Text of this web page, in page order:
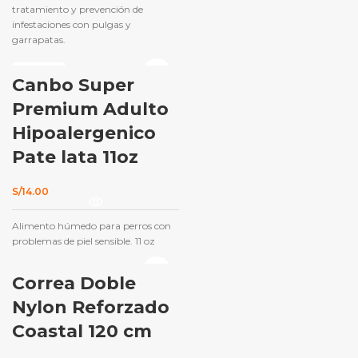
S/234.00.S/180.00.
tratamiento y prevención de
infestaciones con pulgas y
garrapatas.
Canbo Super
Premium Adulto
Hipoalergenico
Pate lata 11oz
S/14.00
Alimento húmedo para perros con
problemas de piel sensible. 11 oz
Correa Doble
Nylon Reforzado
Coastal 120 cm